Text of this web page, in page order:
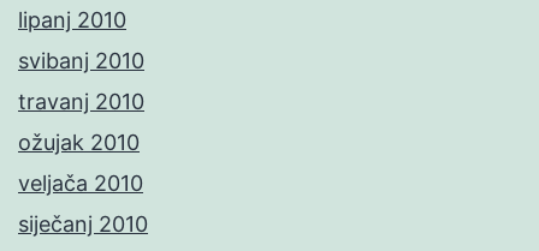
lipanj 2010
svibanj 2010
travanj 2010
ožujak 2010
veljača 2010
siječanj 2010